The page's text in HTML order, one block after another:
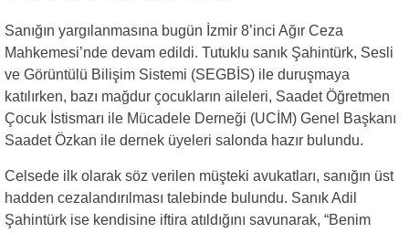
Sanığın yargılanmasına bugün İzmir 8’inci Ağır Ceza
Mahkemesi’nde devam edildi. Tutuklu sanık Şahintürk, Sesli
ve Görüntülü Bilişim Sistemi (SEGBİS) ile duruşmaya
katılırken, bazı mağdur çocukların aileleri, Saadet Öğretmen
Çocuk İstismarı ile Mücadele Derneği (UCİM) Genel Başkanı
Saadet Özkan ile dernek üyeleri salonda hazır bulundu.
Celsede ilk olarak söz verilen müşteki avukatları, sanığın üst
hadden cezalandırılması talebinde bulundu. Sanık Adil
Şahintürk ise kendisine iftira atıldığını savunarak, “Benim